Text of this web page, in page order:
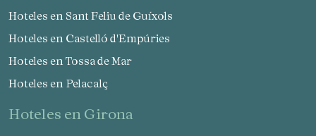
Hoteles en Sant Feliu de Guíxols
Hoteles en Castelló d'Empúries
Hoteles en Tossa de Mar
Hoteles en Pelacalç
hoteles en Girona